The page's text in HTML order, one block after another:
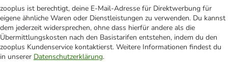
zooplus ist berechtigt, deine E-Mail-Adresse für Direktwerbung für
eigene ähnliche Waren oder Dienstleistungen zu verwenden. Du kannst
dem jederzeit widersprechen, ohne dass hierfür andere als die
Übermittlungskosten nach den Basistarifen entstehen, indem du den
zooplus Kundenservice kontaktierst. Weitere Informationen findest du
in unserer Datenschutzerklärung.